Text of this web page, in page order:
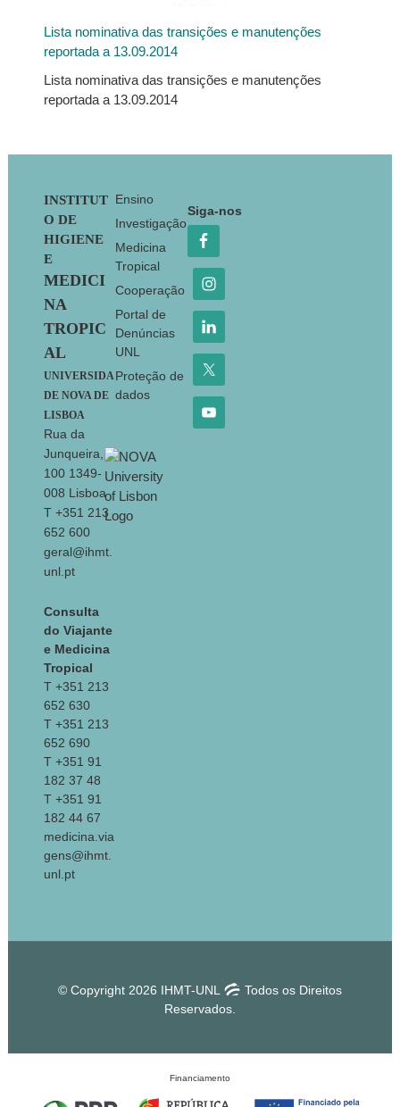
Lista nominativa das transições e manutenções
reportada a 13.09.2014
Lista nominativa das transições e manutenções
reportada a 13.09.2014
Footer
INSTITUT
O DE
HIGIENE
E
MEDICI
NA
TROPIC
AL
UNIVERSIDA
DE NOVA DE
LISBOA
Rua da
Junqueira,
100 1349-
008 Lisboa
T +351 213
652 600
geral@ihmt.
unl.pt
Consulta
do Viajante
e Medicina
Tropical
T +351 213
652 630
T +351 213
652 690
T +351 91
182 37 48
T +351 91
182 44 67
medicina.via
gens@ihmt.
unl.pt
Ensino
Investigação
Medicina
Tropical
Cooperação
Portal de
Denúncias
UNL
Proteção de
dados
Siga-nos
© Copyright 2026 IHMT-UNL
Todos os Direitos
Reservados.
Financiamento